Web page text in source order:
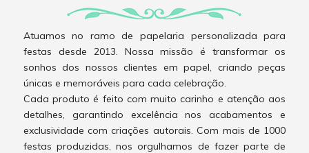
Atuamos no ramo de papelaria personalizada para
festas desde 2013. Nossa missão é transformar os
sonhos dos nossos clientes em papel, criando peças
únicas e memoráveis para cada celebração.
Cada produto é feito com muito carinho e atenção aos
detalhes, garantindo excelência nos acabamentos e
exclusividade com criações autorais. Com mais de 1000
festas produzidas, nos orgulhamos de fazer parte de